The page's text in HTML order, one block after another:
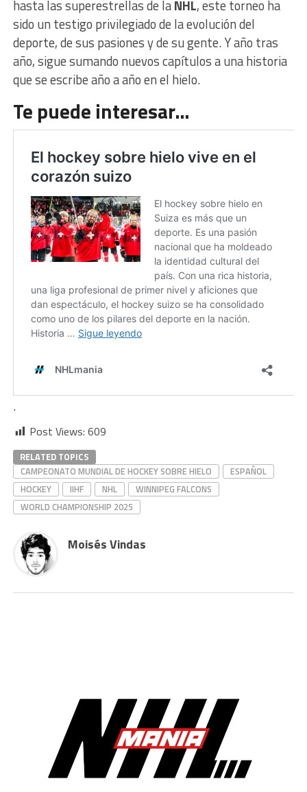
hasta las superestrellas de laNHL, este torneo ha
sido un testigo privilegiado de la evolución del
deporte, de sus pasiones y de su gente. Y año tras
año, sigue sumando nuevos capítulos a una historia
que se escribe año a año en el hielo.
Te puede interesar…
.
Post Views: 609
RELATED TOPICS
CAMPEONATO MUNDIAL DE HOCKEY SOBRE HIELO
ESPAÑOL
HOCKEY
IIHF NHL
WINNIPEG FALCONS
WORLD CHAMPIONSHIP 2025
Moisés Vindas